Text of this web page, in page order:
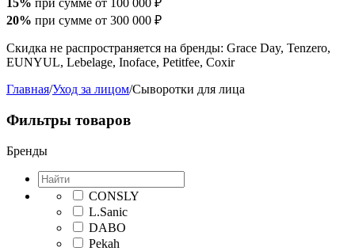
15% при сумме от 100 000 ₽
20% при сумме от 300 000 ₽
Скидка не распространяется на бренды: Grace Day, Tenzero,
EUNYUL, Lebelage, Inoface, Petitfee, Coxir
Главная/Уход за лицом/Сыворотки для лица
Фильтры товаров
Бренды
CONSLY
L.Sanic
DABO
Pekah